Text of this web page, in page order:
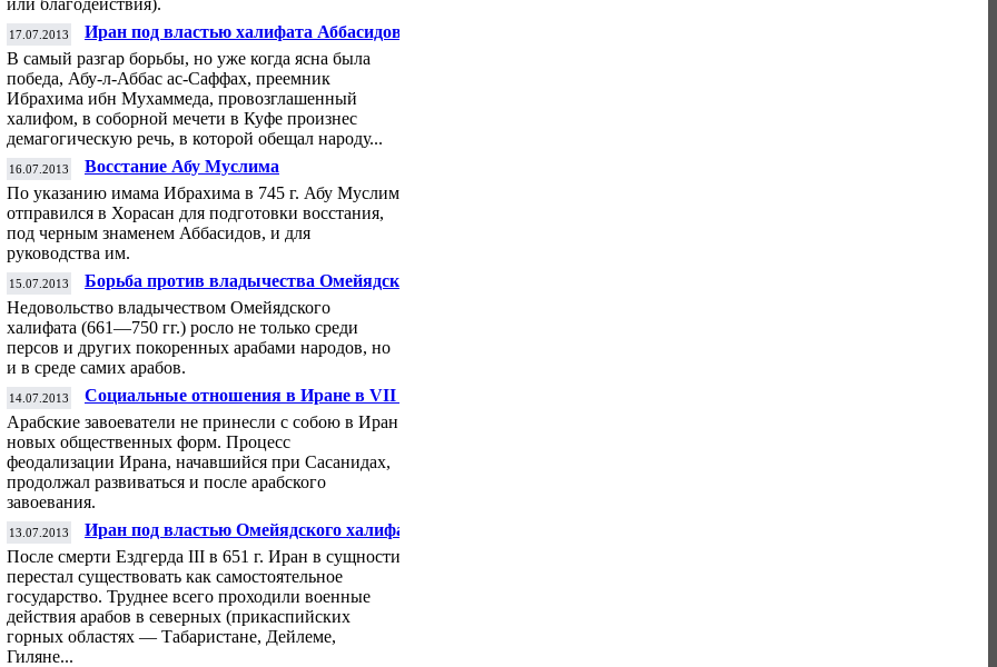
или благодействия).
17.07.2013
Иран под властью халифата Аббасидов
В самый разгар борьбы, но уже когда ясна была
победа, Абу-л-Аббас ас-Саффах, преемник
Ибрахима ибн Мухаммеда, провозглашенный
халифом, в соборной мечети в Куфе произнес
демагогическую речь, в которой обещал народу...
16.07.2013
Восстание Абу Муслима
По указанию имама Ибрахима в 745 г. Абу Муслим
отправился в Хорасан для подготовки восстания,
под черным знаменем Аббасидов, и для
руководства им.
15.07.2013
Борьба против владычества Омейядского
Недовольство владычеством Омейядского
халифата (661—750 гг.) росло не только среди
персов и других покоренных арабами народов, но
и в среде самих арабов.
14.07.2013
Социальные отношения в Иране в VII —
Арабские завоеватели не принесли с собою в Иран
новых общественных форм. Процесс
феодализации Ирана, начавшийся при Сасанидах,
продолжал развиваться и после арабского
завоевания.
13.07.2013
Иран под властью Омейядского халифата
После смерти Ездгерда III в 651 г. Иран в сущности
перестал существовать как самостоятельное
государство. Труднее всего проходили военные
действия арабов в северных (прикаспийских
горных областях — Табаристане, Дейлеме,
Гиляне...